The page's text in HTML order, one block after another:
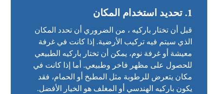
1. تحديد استخدام المكان
قبل أن تختار باركيه ، من الضروري أن تحدد المكان
الذي سيتم فيه تركيب الأرضية. إذا كانت في غرفة
معيشة أو غرفة نوم، يمكن أن تختار باركيه الطبيعي
للحصول على مظهر فاخر وطبيعي. أما إذا كانت في
مكان يتعرض للرطوبة مثل المطبخ أو الحمام، فقد
يكون باركيه الهندسي أو المغلف هو الخيار الأفضل.